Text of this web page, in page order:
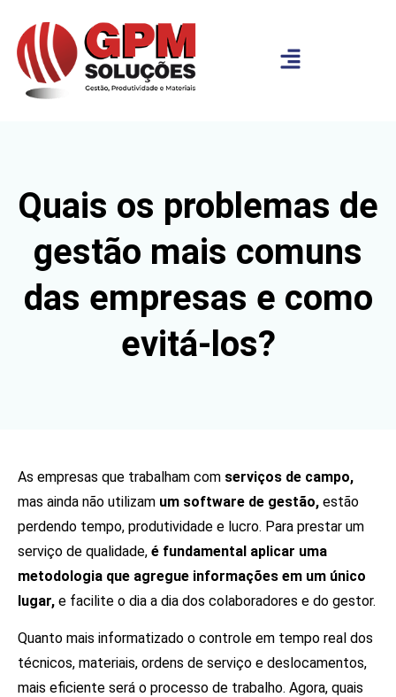
Quais os problemas de
gestão mais comuns
das empresas e como
evitá-los?
As empresas que trabalham com serviços de campo,
mas ainda não utilizam um software de gestão, estão
perdendo tempo, produtividade e lucro. Para prestar um
serviço de qualidade, é fundamental aplicar uma
metodologia que agregue informações em um único
lugar, e facilite o dia a dia dos colaboradores e do gestor.
Quanto mais informatizado o controle em tempo real dos
técnicos, materiais, ordens de serviço e deslocamentos,
mais eficiente será o processo de trabalho. Agora, quais